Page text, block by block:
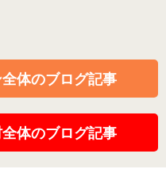
体のブログ記事
体のブログ記事